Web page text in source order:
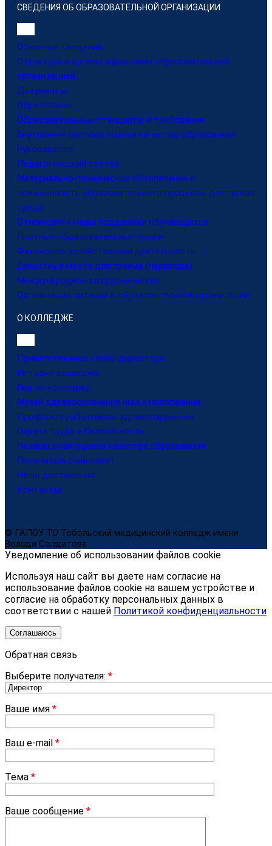
СВЕДЕНИЯ ОБ ОБРАЗОВАТЕЛЬНОЙ ОРГАНИЗАЦИИ
Основные сведения
Структура и органы управления образовательной
организацией
Документы
Образование
Образовательные стандарты и требования
Внутренняя система оценки качества образования
Руководство
Педагогический состав
Материально-техническое обеспечение и
оснащенность образовательного процесса. доступная
среда
Стипендии и меры поддержки обучающихся
Платные образовательные услуги
Финансово-хозяйственная деятельность
Вакантные места для приема (перевода)
Международное сотрудничество
Организация питания в образовательной организации
О КОЛЛЕДЖЕ
Приветственное слово директора
История колледжа
Гид по колледжу
Музей здравоохранения им.а.к.новопашина
Профсоюз работников здравоохранения
Охрана труда и безопасность
Независимая оценка качества образования
Попечительский совет
Наши достижения
Контакты
© ГАПОУ ТО Тобольский медицинский колледж имени
Володи Солдатова
Уведомление об использовании файлов cookie
Используя наш сайт вы даете нам согласие на
использование файлов cookie на вашем устройстве и
согласие на обработку персональных данных в
соответствии с нашей Политикой конфиденциальности
Соглашаюсь
Обратная связь
Выберите получателя: *
Ваше имя *
Ваш e-mail *
Тема *
Ваше сообщение *